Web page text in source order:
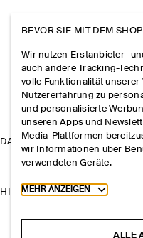
DAS UNTERNEHMEN
HILFE
BEVOR SIE MIT DEM
Wir nutzen Erstanbieter-
auch andere Tracking-
volle Funktionalität unserer
Nutzererfahrung zu
und personalisierte
unseren Apps und
Media-Plattformen
wir Informationen über
verwendeten Geräte.
Toggle more cookie
MEHR ANZEIGEN
ALLE